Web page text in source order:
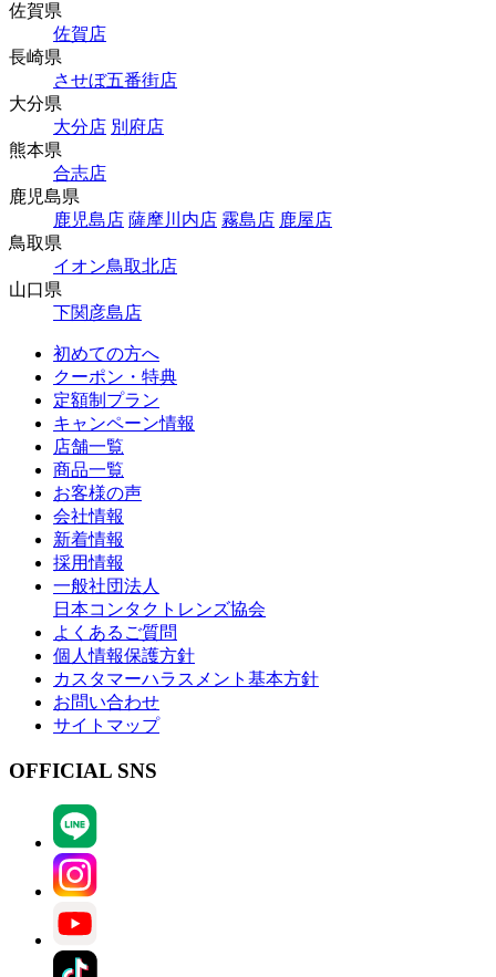
佐賀県
佐賀店
長崎県
させぼ五番街店
大分県
大分店 別府店
熊本県
合志店
鹿児島県
鹿児島店 薩摩川内店 霧島店 鹿屋店
鳥取県
イオン鳥取北店
山口県
下関彦島店
初めての方へ
クーポン・特典
定額制プラン
キャンペーン情報
店舗一覧
商品一覧
お客様の声
会社情報
新着情報
採用情報
一般社団法人
日本コンタクトレンズ協会
よくあるご質問
個人情報保護方針
カスタマーハラスメント基本方針
お問い合わせ
サイトマップ
OFFICIAL SNS